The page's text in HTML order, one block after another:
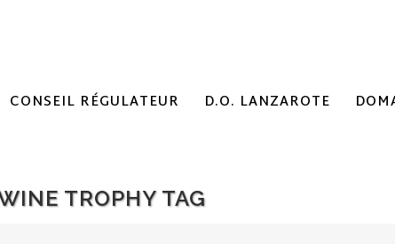
CONSEIL RÉGULATEUR D.O. LANZAROTE
TROPHY TAG